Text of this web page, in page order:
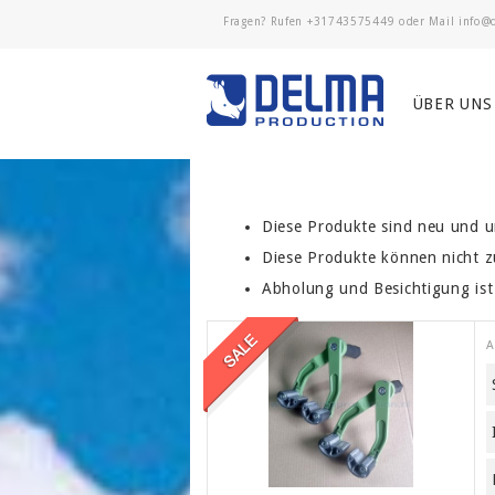
Fragen? Rufen +31743575449 oder Mail
ÜBER UNS
Diese Produkte sind neu und
Diese Produkte können nicht
Abholung und Besichtigung